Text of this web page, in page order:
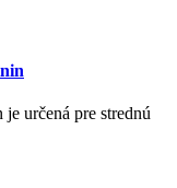
určená pre strednú